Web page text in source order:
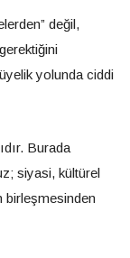
değil,
yolunda ciddi
Burada
siyasi, kültürel
birleşmesinden